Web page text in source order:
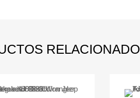
Add to Wishlist
Add to Compare